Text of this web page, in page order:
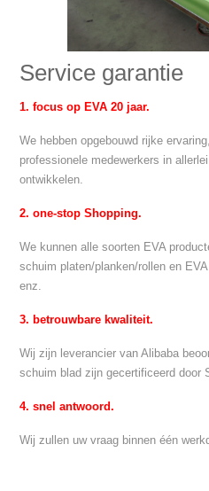
Service garantie
1. focus op EVA 20 jaar.
We hebben opgebouwd rijke
professionele medewerkers in
ontwikkelen.
2. one-stop Shopping.
We kunnen alle soorten EVA
schuim platen/planken/rollen en
enz.
3. betrouwbare kwaliteit.
Wij zijn leverancier van Alibaba
schuim blad zijn gecertificeerd door
4. snel antwoord.
Wij zullen uw vraag binnen één